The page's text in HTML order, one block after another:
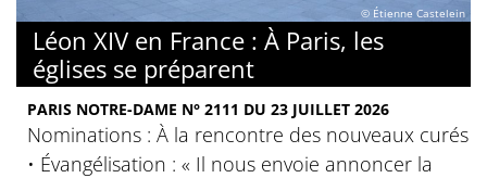
© Étienne Castelein
Léon XIV en France : À Paris, les
églises se préparent
PARIS NOTRE-DAME N° 2111 DU 23 JUILLET 2026
Nominations : À la rencontre des nouveaux curés
• Évangélisation : « Il nous envoie annoncer la